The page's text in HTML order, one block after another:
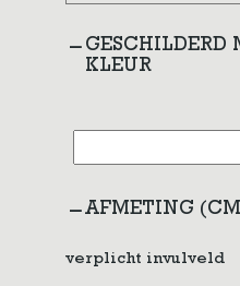
GESCHILDERD
KLEUR
AFMETING
verplicht invulveld